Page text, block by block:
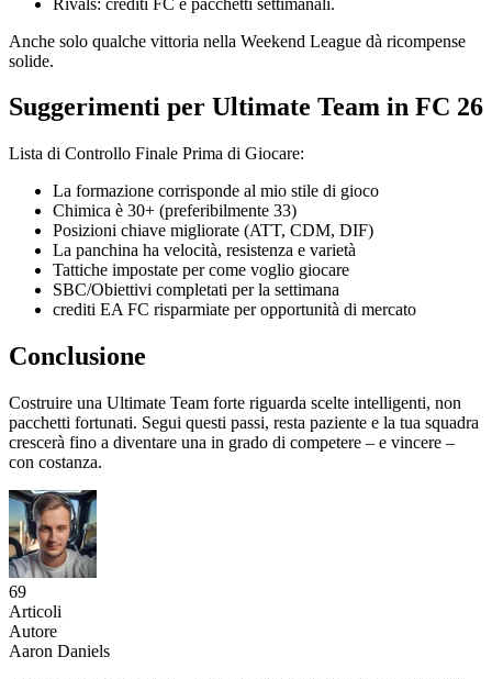
Anche solo qualche vittoria nella Weekend League dà ricompense
solide.
Suggerimenti per Ultimate Team in FC 26
Lista di Controllo Finale Prima di Giocare:
La formazione corrisponde al mio stile di gioco
Chimica è 30+ (preferibilmente 33)
Posizioni chiave migliorate (ATT, CDM, DIF)
La panchina ha velocità, resistenza e varietà
Tattiche impostate per come voglio giocare
SBC/Obiettivi completati per la settimana
crediti EA FC risparmiate per opportunità di mercato
Conclusione
Costruire una Ultimate Team forte riguarda scelte intelligenti, non
pacchetti fortunati. Segui questi passi, resta paziente e la tua squadra
crescerà fino a diventare una in grado di competere – e vincere –
con costanza.
69
Articoli
Autore
Aaron Daniels